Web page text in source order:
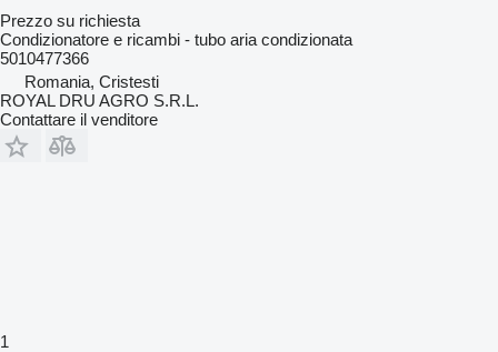
Prezzo su richiesta
Condizionatore e ricambi - tubo aria condizionata
5010477366
Romania, Cristesti
ROYAL DRU AGRO S.R.L.
Contattare il venditore
1